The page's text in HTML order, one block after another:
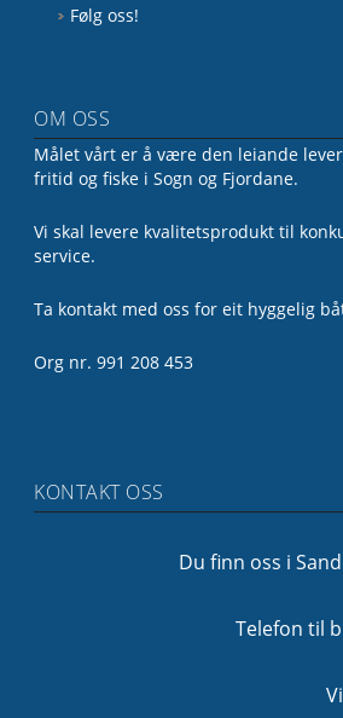
Følg oss!
OM OSS
Målet vårt er å være den leiande
fritid og fiske i Sogn og Fjordane.
Vi skal levere kvalitetsprodukt til
service.
Ta kontakt med oss for eit hyggelig
Org nr. 991 208 453
KONTAKT OSS
Du finn oss i
Telefon til